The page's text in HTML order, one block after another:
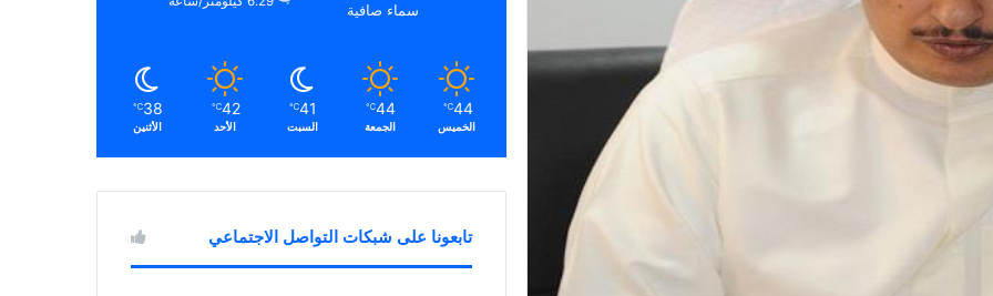
سماء صافية
44
℃
الخميس
44
℃
الجمعة
41
℃
السبت
42
℃
الأحد
38
℃
الأثنين
تابعونا على شبكات التواصل الاجتماعي